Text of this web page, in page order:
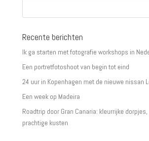
Recente berichten
Ik ga starten met fotografie workshops in
Een portretfotoshoot van begin tot eind
24 uur in Kopenhagen met de nieuwe nissan
Een week op Madeira
Roadtrip door Gran Canaria: kleurrijke
prachtige kusten